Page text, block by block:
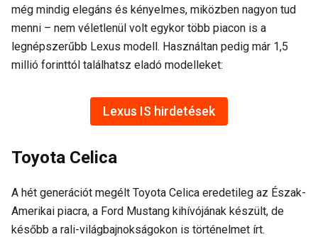
még mindig elegáns és kényelmes, miközben nagyon tud
menni – nem véletlenül volt egykor több piacon is a
legnépszerűbb Lexus modell. Használtan pedig már 1,5
millió forinttól találhatsz eladó modelleket:
Lexus IS hirdetések
Toyota Celica
A hét generációt megélt Toyota Celica eredetileg az Észak-
Amerikai piacra, a Ford Mustang kihívójának készült, de
később a rali-világbajnokságokon is történelmet írt.